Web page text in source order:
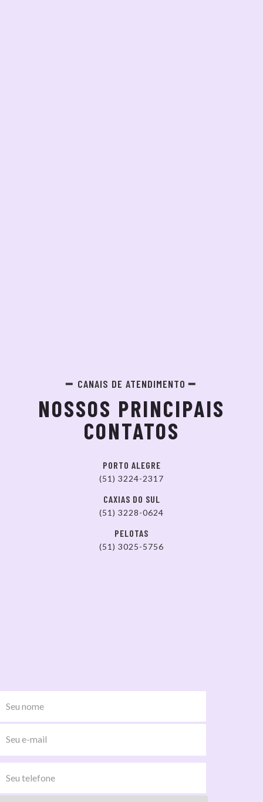
CANAIS DE ATENDIMENTO
NOSSOS PRINCIPAIS
CONTATOS
PORTO ALEGRE
(51) 3224-2317
CAXIAS DO SUL
(51) 3228-0624
PELOTAS
(51) 3025-5756